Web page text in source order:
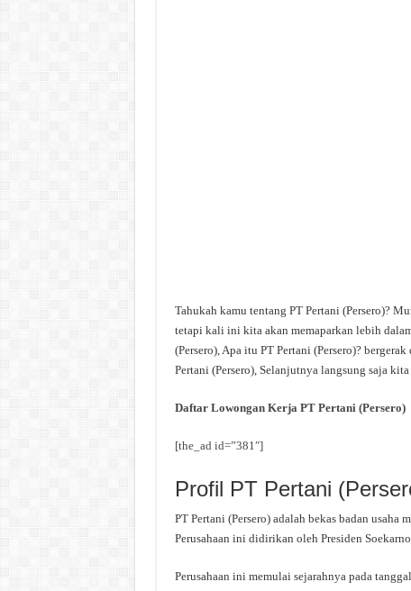
Tahukah kamu tentang PT Pertani (Persero)?
tetapi kali ini kita akan memaparkan lebih
(Persero), Apa itu PT Pertani (Persero)?
Pertani (Persero), Selanjutnya langsung saja
Daftar Lowongan Kerja PT Pertani (Persero)
[the_ad id=”381″]
Profil PT Pertani
PT Pertani (Persero) adalah bekas badan
Perusahaan ini didirikan oleh Presiden
Perusahaan ini memulai sejarahnya pada